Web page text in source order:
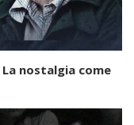
La nostalgia come